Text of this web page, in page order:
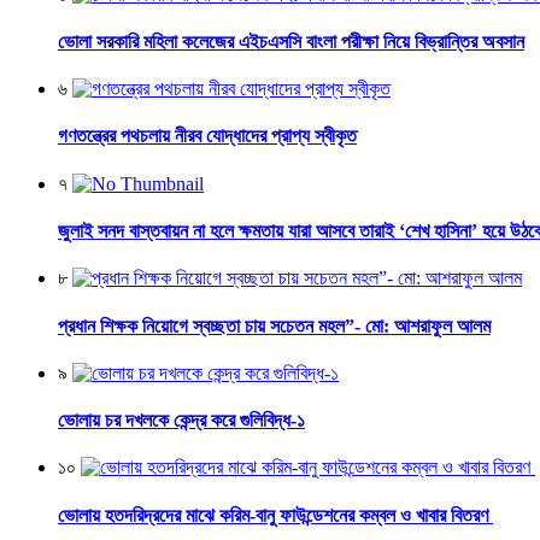
ভোলা সরকারি মহিলা কলেজের এইচএসসি বাংলা পরীক্ষা নিয়ে বিভ্রান্তির অবসান
৬
গণতন্ত্রের পথচলায় নীরব যোদ্ধাদের প্রাপ্য স্বীকৃত
৭
জুলাই সনদ বাস্তবায়ন না হলে ক্ষমতায় যারা আসবে তারাই ‘শেখ হাসিনা’ হয়ে
৮
প্রধান শিক্ষক নিয়োগে স্বচ্ছতা চায় সচেতন মহল”- মো: আশরাফুল আলম
৯
ভোলায় চর দখলকে কেন্দ্র করে গুলিবিদ্ধ-১
১০
ভোলায় হতদরিদ্রদের মাঝে করিম-বানু ফাউন্ডেশনের কম্বল ও খাবার বিতরণ